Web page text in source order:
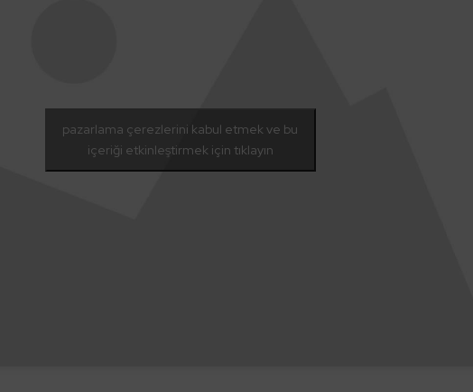
pazarlama çerezlerini kabul etmek ve bu
içeriği etkinleştirmek için tıklayın